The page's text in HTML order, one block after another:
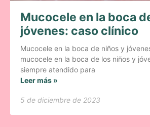
Mucocele en la boca
jóvenes: caso clínico
Mucocele en la boca de niños y
mucocele en la boca de los niños y
siempre atendido para
Leer más »
5 de diciembre de 2023